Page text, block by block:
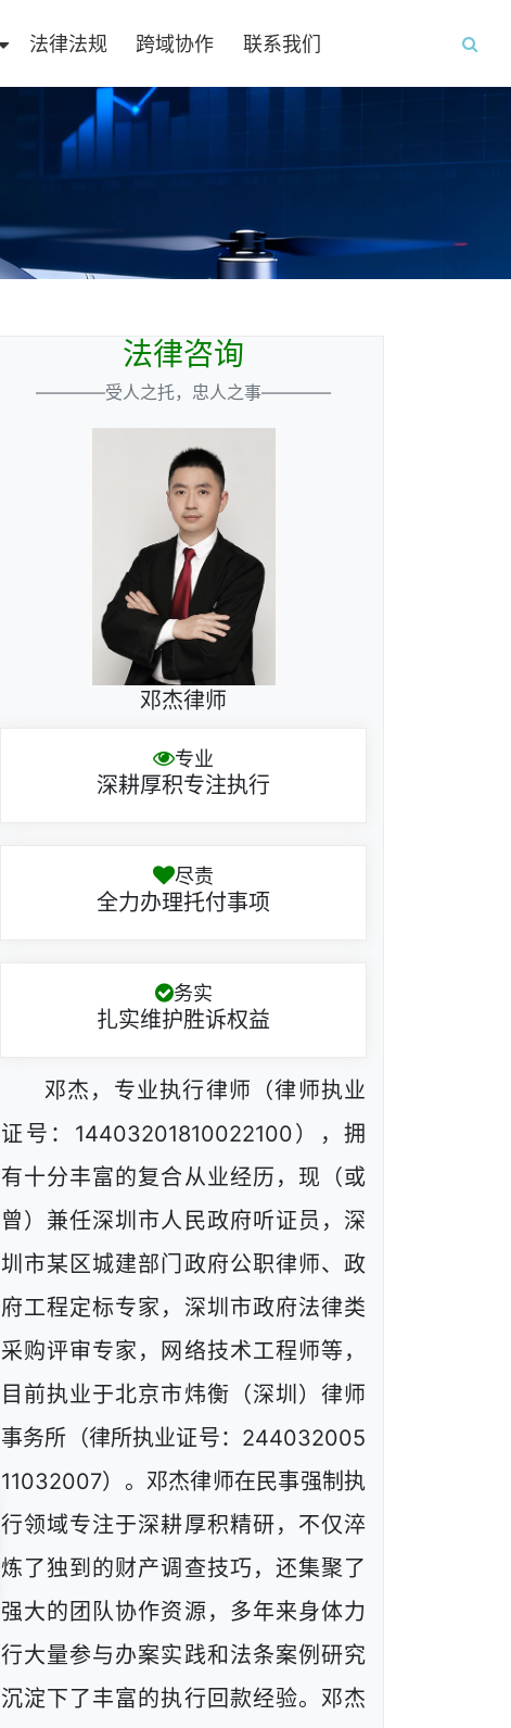
法律法规 跨域协作 联系我们
法律咨询
————受人之托，忠人之事————
邓杰律师
专业
深耕厚积专注执行
尽责
全力办理托付事项
务实
扎实维护胜诉权益
邓杰，专业执行律师（律师执业
证号：14403201810022100），拥
有十分丰富的复合从业经历，现（或
曾）兼任深圳市人民政府听证员，深
圳市某区城建部门政府公职律师、政
府工程定标专家，深圳市政府法律类
采购评审专家，网络技术工程师等，
目前执业于北京市炜衡（深圳）律师
事务所（律所执业证号：244032005
11032007）。邓杰律师在民事强制执
行领域专注于深耕厚积精研，不仅淬
炼了独到的财产调查技巧，还集聚了
强大的团队协作资源，多年来身体力
行大量参与办案实践和法条案例研究
沉淀下了丰富的执行回款经验。邓杰